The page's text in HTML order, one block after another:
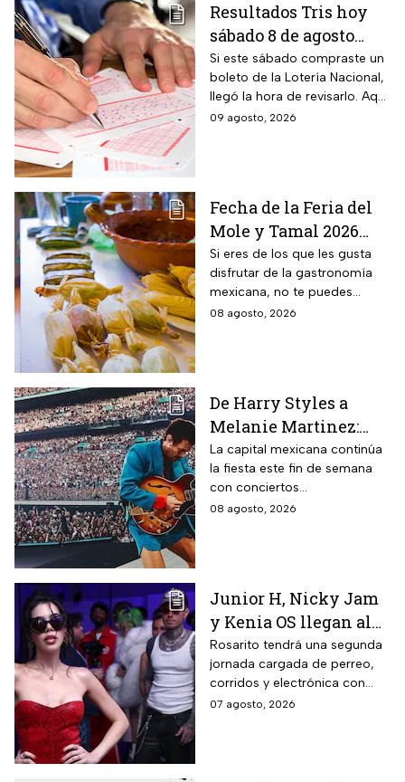
Resultados Tris hoy
sábado 8 de agosto
2026: consulta los
números ganadores
de la Lotería Nacional
Si este sábado compraste un
boleto de la Lotería Nacional,
llegó la hora de revisarlo. Aquí
te contamos los resultados
09 agosto, 2026
Fecha de la Feria del
Mole y Tamal 2026
para que deleites tu
paladar
Si eres de los que les gusta
disfrutar de la gastronomía
mexicana, no te puedes
perder la Feria del Mole y
08 agosto, 2026
De Harry Styles a
Melanie Martinez:
Estos son los mejores
conciertos hoy 8 de
agosto
La capital mexicana continúa
la fiesta este fin de semana
con conciertos
internacionales y obras de
08 agosto, 2026
Junior H, Nicky Jam
y Kenia OS llegan al
Baja Beach Fest 2026:
Estos son los horarios
del sábado
Rosarito tendrá una segunda
jornada cargada de perreo,
corridos y electrónica con
Farruko, Jowell y Randy, Zion y
07 agosto, 2026